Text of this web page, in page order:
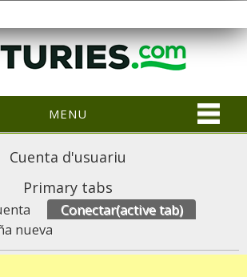
MENU
Cuenta d'usuariu
Primary tabs
Conectar(active tab)
nueva